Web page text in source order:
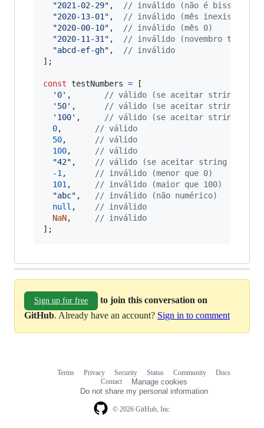
"2021-02-29" ,
// inválido (não é bissexto)
"2020-13-01" ,
// inválido (mês inexistente)
"2020-00-10" ,
// inválido (mês 0)
"2020-11-31" ,
// inválido (novembro tem 30
"abcd-ef-gh" ,
// inválido
] ;
const testNumbers =
[
'0' ,
// válido (se aceitar string
'50' ,
// válido (se aceitar string
'100' ,
// válido (se aceitar string
0,
// válido
50,
// válido
100,
// válido
"42" ,
// válido (se aceitar string
-1 ,
// inválido (menor que 0)
101 ,
// inválido (maior que 100)
"abc" ,
// inválido (não numérico)
null ,
// inválido
NaN,
// inválido
] ;
Sign up for free
to join this conversation on
GitHub. Already have an account? Sign in to comment
© 2026 GitHub, Inc.
Terms Privacy Security Status Community
Docs
Contact
Manage cookies
Do not share my personal information